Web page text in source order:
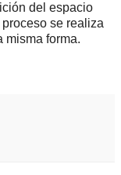
del espacio
se realiza
misma forma.